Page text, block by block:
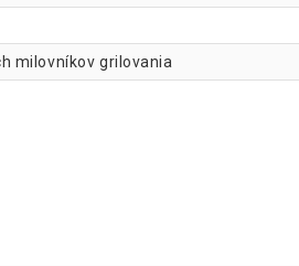
milovníkov grilovania